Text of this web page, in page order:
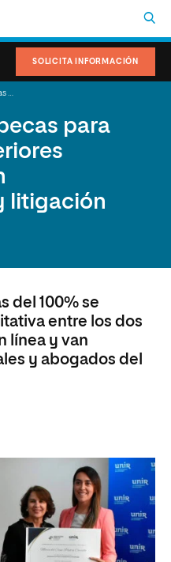
SOLICITA INFORMACIÓN
para
litigación
del 100% se
entre los dos
línea y van
y abogados del